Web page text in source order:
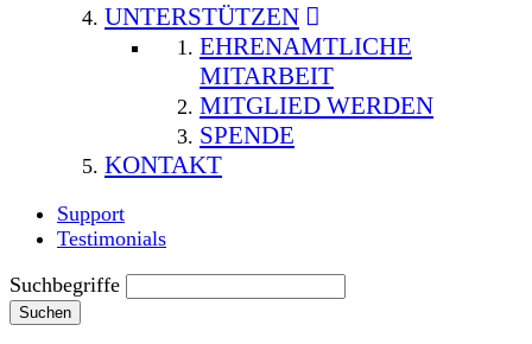
UNTERSTÜTZEN
EHRENAMTLICHE
MITARBEIT
MITGLIED WERDEN
SPENDE
KONTAKT
Support
Testimonials
Suchbegriffe
Suchen